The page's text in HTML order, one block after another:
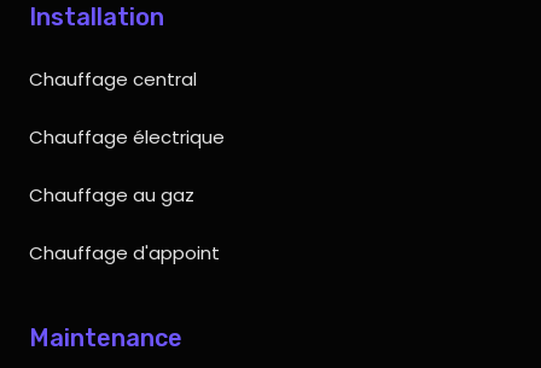
Installation
Chauffage central
Chauffage électrique
Chauffage au gaz
Chauffage d'appoint
Maintenance